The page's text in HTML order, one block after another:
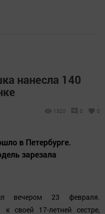
нанесла 140
1320 0 0
в Петербурге.
зарезала
вечером 23 февраля.
своей 17-летней сестре,